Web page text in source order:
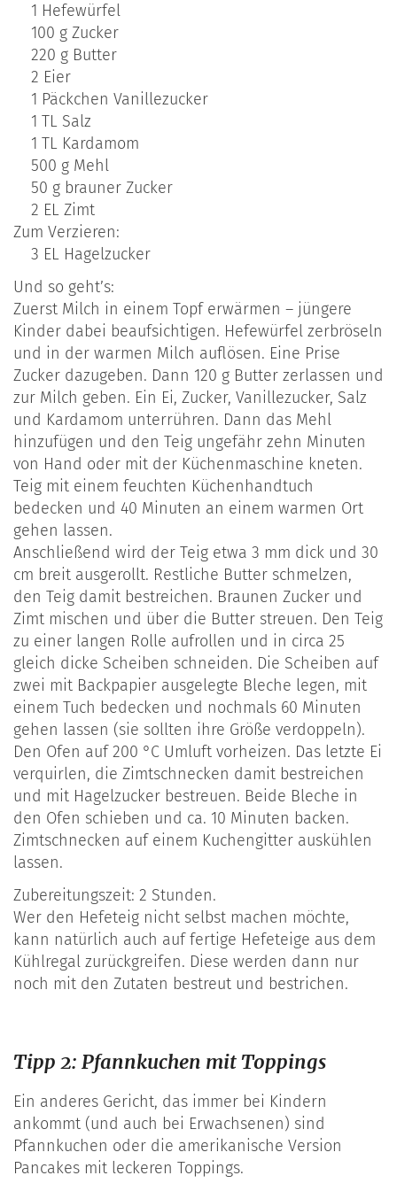
1 Hefewürfel
100 g Zucker
220 g Butter
2 Eier
1 Päckchen Vanillezucker
1 TL Salz
1 TL Kardamom
500 g Mehl
50 g brauner Zucker
2 EL Zimt
Zum Verzieren:
3 EL Hagelzucker
Und so geht’s:
Zuerst Milch in einem Topf erwärmen – jüngere
Kinder dabei beaufsichtigen. Hefewürfel zerbröseln
und in der warmen Milch auflösen. Eine Prise
Zucker dazugeben. Dann 120 g Butter zerlassen und
zur Milch geben. Ein Ei, Zucker, Vanillezucker, Salz
und Kardamom unterrühren. Dann das Mehl
hinzufügen und den Teig ungefähr zehn Minuten
von Hand oder mit der Küchenmaschine kneten.
Teig mit einem feuchten Küchenhandtuch
bedecken und 40 Minuten an einem warmen Ort
gehen lassen.
Anschließend wird der Teig etwa 3 mm dick und 30
cm breit ausgerollt. Restliche Butter schmelzen,
den Teig damit bestreichen. Braunen Zucker und
Zimt mischen und über die Butter streuen. Den Teig
zu einer langen Rolle aufrollen und in circa 25
gleich dicke Scheiben schneiden. Die Scheiben auf
zwei mit Backpapier ausgelegte Bleche legen, mit
einem Tuch bedecken und nochmals 60 Minuten
gehen lassen (sie sollten ihre Größe verdoppeln).
Den Ofen auf 200 °C Umluft vorheizen. Das letzte Ei
verquirlen, die Zimtschnecken damit bestreichen
und mit Hagelzucker bestreuen. Beide Bleche in
den Ofen schieben und ca. 10 Minuten backen.
Zimtschnecken auf einem Kuchengitter auskühlen
lassen.
Zubereitungszeit: 2 Stunden.
Wer den Hefeteig nicht selbst machen möchte,
kann natürlich auch auf fertige Hefeteige aus dem
Kühlregal zurückgreifen. Diese werden dann nur
noch mit den Zutaten bestreut und bestrichen.
Tipp 2: Pfannkuchen mit Toppings
Ein anderes Gericht, das immer bei Kindern
ankommt (und auch bei Erwachsenen) sind
Pfannkuchen oder die amerikanische Version
Pancakes mit leckeren Toppings.